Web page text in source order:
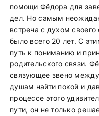
помощи Фёдора для
дел. Но самым
встреча с духом своего
было всего 20 лет. С
путь к пониманию и
родительского связи.
связующее звено
душам найти покой и
процессе этого
пути, он не только